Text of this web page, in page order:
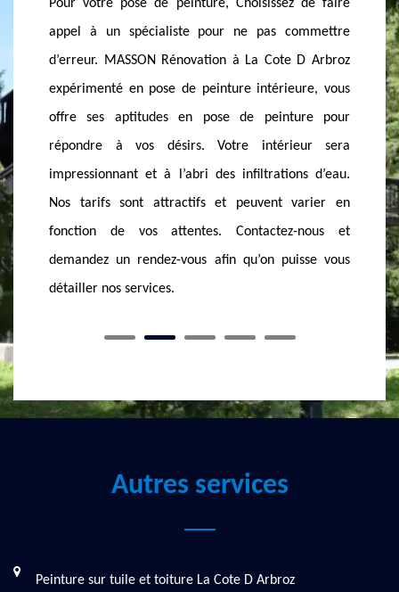
vous
pour
en
et
vous
maintenant à l’étape de la peinture ? choisissez
bien votre professionnel pour ne pas endommager
vos murs. Si vous entamez la peinture intérieure,
MASSON Rénovation est le peintre que vous devez
vous adresser. Avec nos nombreuses années
d’expériences, vous pouvez tout nous confier. Nous
adaptons notre service suivant les tendances
actuelles, alors pour une belle intérieure, moderne
et esthétique, appelez-nous directement et
demandez un rendez-vous !
avoir
en ce
votre
nos
Autres services
Peinture sur tuile et toiture La Cote D Arbroz